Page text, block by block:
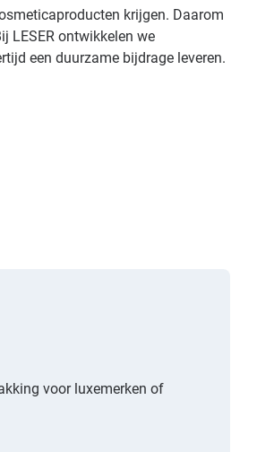
krijgen. Daarom
LESER ontwikkelen we
een duurzame bijdrage leveren.
voor luxemerken of